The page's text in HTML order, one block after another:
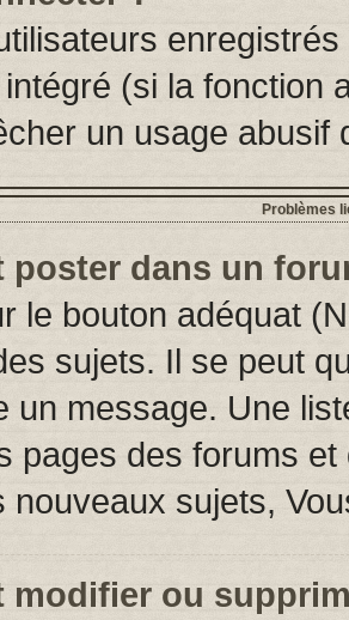
(si la fonction
un usage abusif
Problèmes
poster dans un
le bouton adéquat
sujets. Il se peut
un message. Une
pages des forums
nouveaux sujets,
modifier ou